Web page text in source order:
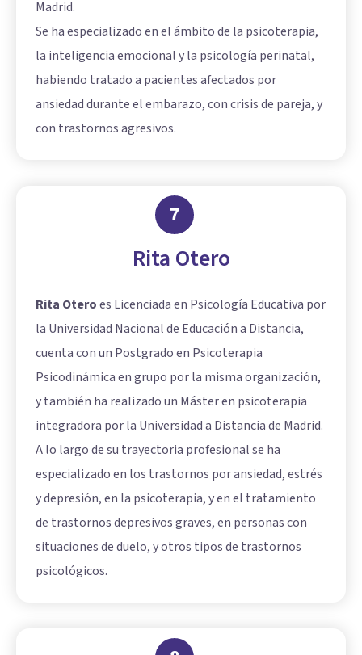
Madrid.
Se ha especializado en el ámbito de la psicoterapia,
la inteligencia emocional y la psicología perinatal,
habiendo tratado a pacientes afectados por
ansiedad durante el embarazo, con crisis de pareja, y
con trastornos agresivos.
7
Rita Otero
Rita Oteroes Licenciada en Psicología Educativa por
la Universidad Nacional de Educación a Distancia,
cuenta con un Postgrado en Psicoterapia
Psicodinámica en grupo por la misma organización,
y también ha realizado un Máster en psicoterapia
integradora por la Universidad a Distancia de Madrid.
A lo largo de su trayectoria profesional se ha
especializado en los trastornos por ansiedad, estrés
y depresión, en la psicoterapia, y en el tratamiento
de trastornos depresivos graves, en personas con
situaciones de duelo, y otros tipos de trastornos
psicológicos.